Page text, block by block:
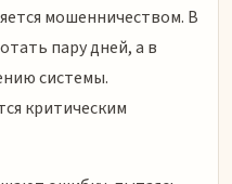
мошенничеством. В
пару дней, а в
системы.
критическим